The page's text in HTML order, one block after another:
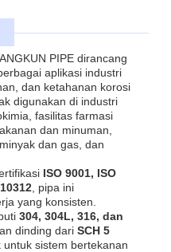
PIPE dirancang
aplikasi industri
dan ketahanan korosi
digunakan di industri
fasilitas farmasi
dan minuman,
dan gas, dan
ISO 9001, ISO
, pipa ini
yang konsisten.
304, 304L, 316, dan
dinding dari SCH 5
sistem bertekanan